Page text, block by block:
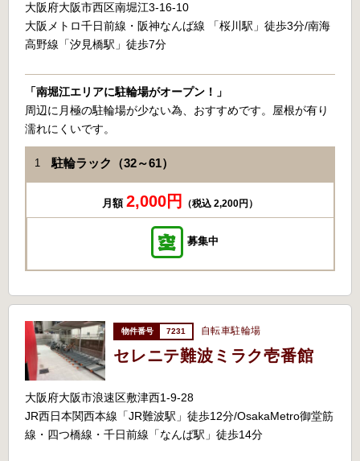
大阪府大阪市西区南堀江3-16-10
大阪メトロ千日前線・阪神なんば線 「桜川駅」徒歩3分/南海
高野線「汐見橋駅」徒歩7分
「南堀江エリアに駐輪場がオープン！」
周辺に月極の駐輪場が少ない為、おすすめです。屋根が有り
濡れにくいです。
1 駐輪ラック（32～61）
月額 2,000円 （税込 2,200円）
募集中
7231 自転車駐輪場
セレニテ難波ミラク壱番館
大阪府大阪市浪速区敷津西1-9-28
JR西日本関西本線「JR難波駅」徒歩12分/OsakaMetro御堂筋
線・四つ橋線・千日前線「なんば駅」徒歩14分